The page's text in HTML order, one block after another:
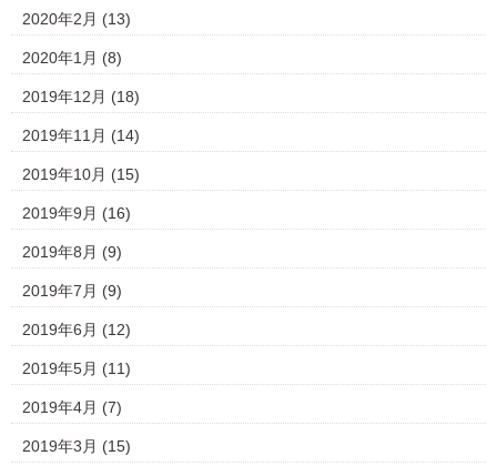
2020年2月 (13)
2020年1月 (8)
2019年12月 (18)
2019年11月 (14)
2019年10月 (15)
2019年9月 (16)
2019年8月 (9)
2019年7月 (9)
2019年6月 (12)
2019年5月 (11)
2019年4月 (7)
2019年3月 (15)